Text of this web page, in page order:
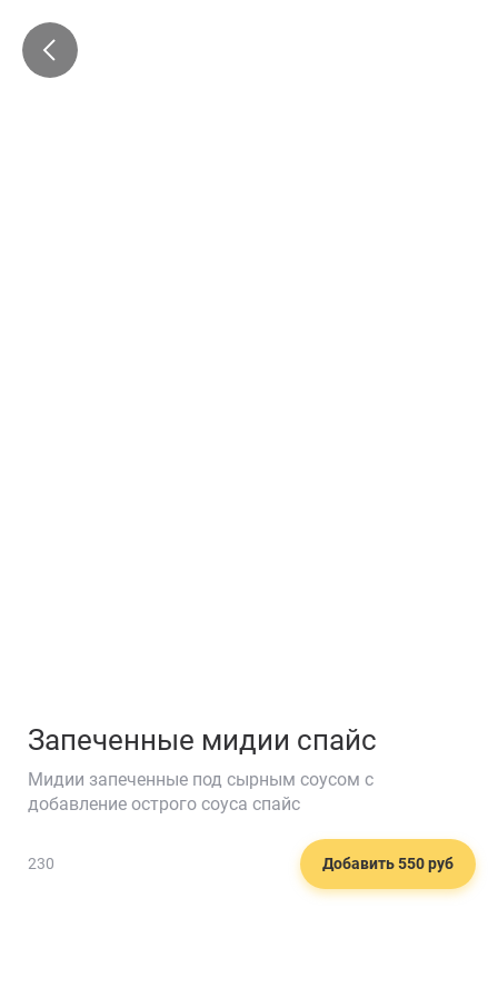
Запеченные мидии спайс
Мидии запеченные под сырным соусом с
добавление острого соуса спайс
230 Добавить 550 руб